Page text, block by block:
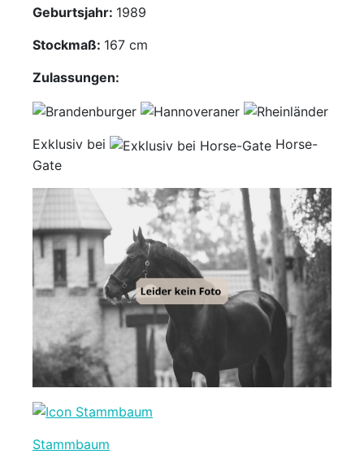
Partner
Account
Geburtsjahr: 1989
Stockmaß: 167 cm
Zulassungen:
Exklusiv bei
Horse-
Gate
Stammbaum